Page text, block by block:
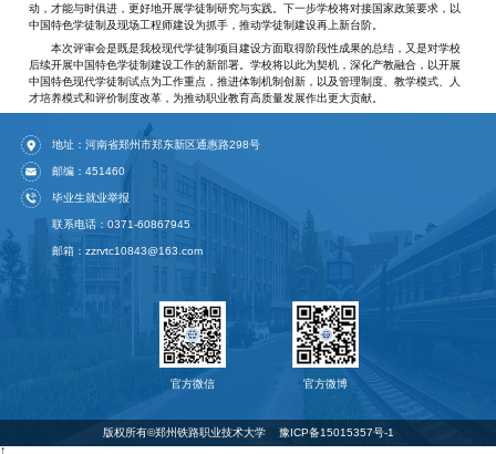
动，才能与时俱进，更好地开展学徒制研究与实践。下一步学校将对接国家政策要求，以
中国特色学徒制及现场工程师建设为抓手，推动学徒制建设再上新台阶。
本次评审会是既是我校现代学徒制项目建设方面取得阶段性成果的总结，又是对学校
后续开展中国特色学徒制建设工作的新部署。学校将以此为契机，深化产教融合，以开展
中国特色现代学徒制试点为工作重点，推进体制机制创新，以及管理制度、教学模式、人
才培养模式和评价制度改革，为推动职业教育高质量发展作出更大贡献。
地址：河南省郑州市郑东新区通惠路298号
邮编：451460
毕业生就业举报
联系电话：0371-60867945
邮箱：zzrvtc10843@163.com
官方微信 官方微博
版权所有©️郑州铁路职业技术大学 豫ICP备15015357号-1
↑